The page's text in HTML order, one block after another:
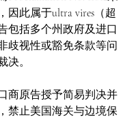
因此属于ultra vires（超
包括多个州政府及进口
歧视性或豁免条款等问
决。
商原告授予简易判决并
禁止美国海关与边境保